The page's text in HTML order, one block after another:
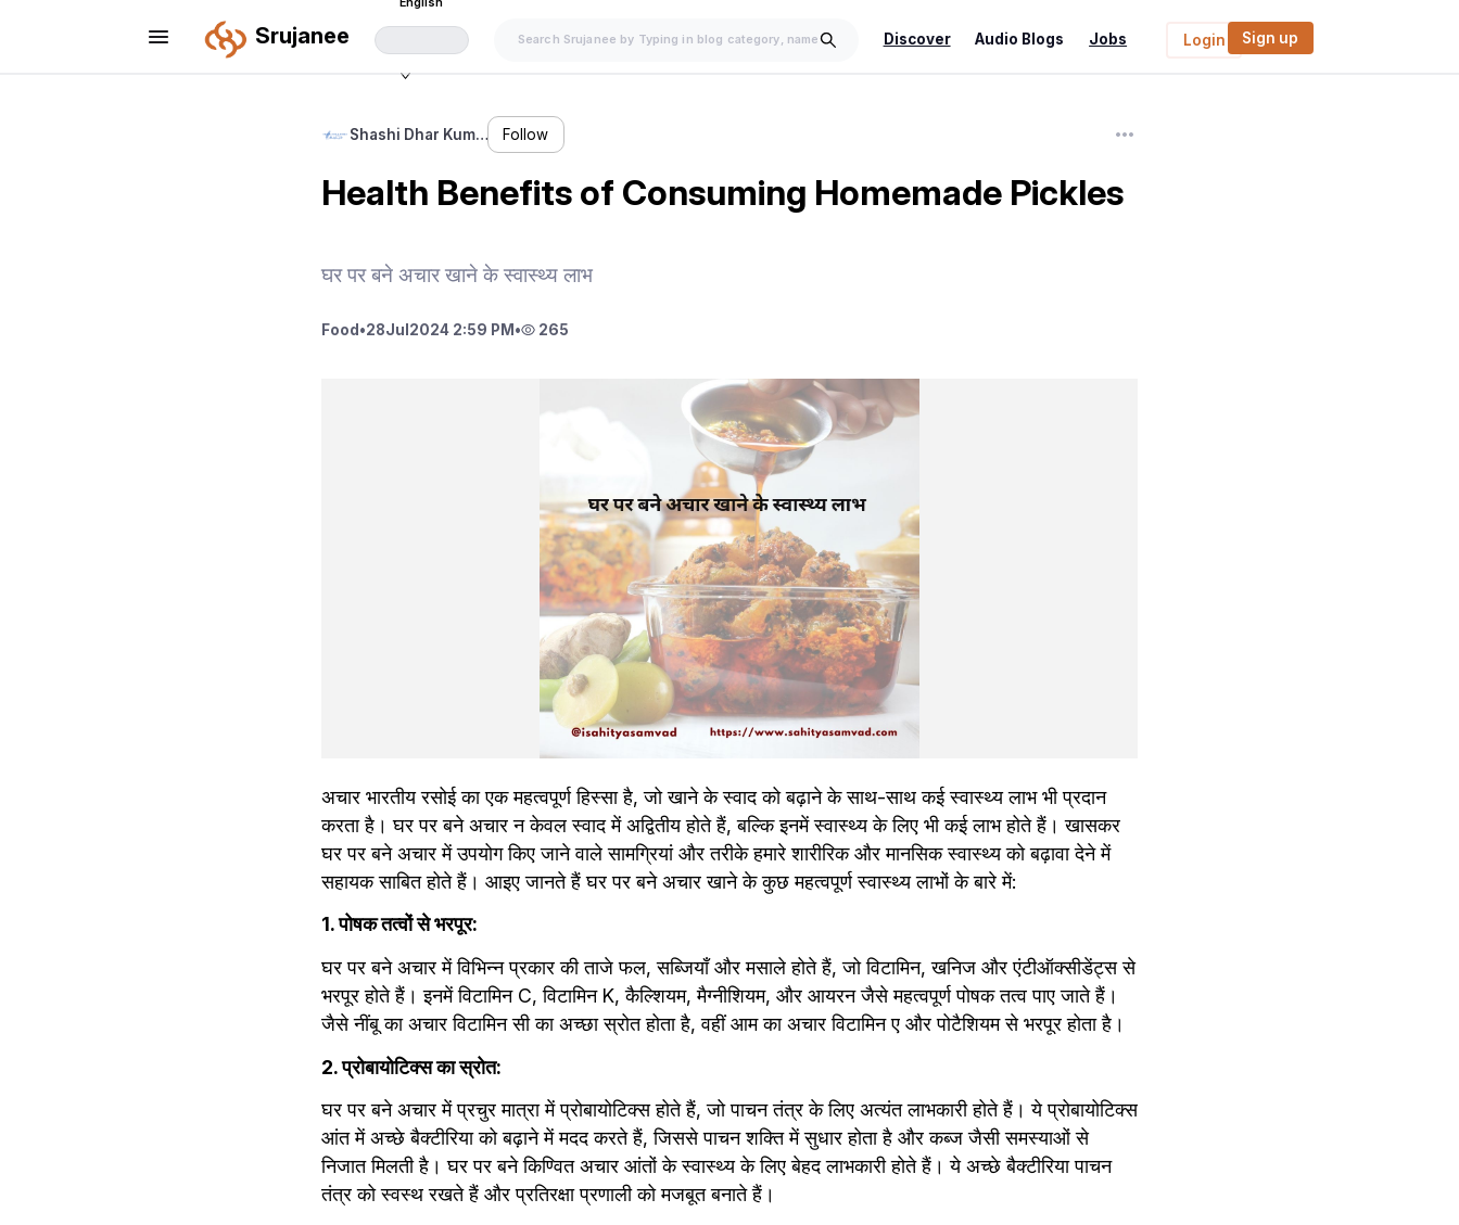
Srujanee Discover Audio Blogs Jobs Login Sign up
Shashi Dhar Kum… Follow
Health Benefits of Consuming Homemade Pickles
घर पर बने अचार खाने के स्वास्थ्य लाभ
Food •28Jul 2024 2:59 PM • 265
अचार भारतीय रसोई का एक महत्वपूर्ण हिस्सा है, जो खाने के स्वाद को बढ़ाने के साथ-साथ कई स्वास्थ्य लाभ भी प्रदान
करता है। घर पर बने अचार न केवल स्वाद में अद्वितीय होते हैं, बल्कि इनमें स्वास्थ्य के लिए भी कई लाभ होते हैं। खासकर
घर पर बने अचार में उपयोग किए जाने वाले सामग्रियां और तरीके हमारे शारीरिक और मानसिक स्वास्थ्य को बढ़ावा देने में
सहायक साबित होते हैं। आइए जानते हैं घर पर बने अचार खाने के कुछ महत्वपूर्ण स्वास्थ्य लाभों के बारे में:
1. पोषक तत्वों से भरपूर:
घर पर बने अचार में विभिन्न प्रकार की ताजे फल, सब्जियाँ और मसाले होते हैं, जो विटामिन, खनिज और एंटीऑक्सीडेंट्स से
भरपूर होते हैं। इनमें विटामिन C, विटामिन K, कैल्शियम, मैग्नीशियम, और आयरन जैसे महत्वपूर्ण पोषक तत्व पाए जाते हैं।
जैसे नींबू का अचार विटामिन सी का अच्छा स्रोत होता है, वहीं आम का अचार विटामिन ए और पोटैशियम से भरपूर होता है।
2. प्रोबायोटिक्स का स्रोत:
घर पर बने अचार में प्रचुर मात्रा में प्रोबायोटिक्स होते हैं, जो पाचन तंत्र के लिए अत्यंत लाभकारी होते हैं। ये प्रोबायोटिक्स
आंत में अच्छे बैक्टीरिया को बढ़ाने में मदद करते हैं, जिससे पाचन शक्ति में सुधार होता है और कब्ज जैसी समस्याओं से
निजात मिलती है। घर पर बने किण्वित अचार आंतों के स्वास्थ्य के लिए बेहद लाभकारी होते हैं। ये अच्छे बैक्टीरिया पाचन
तंत्र को स्वस्थ रखते हैं और प्रतिरक्षा प्रणाली को मजबूत बनाते हैं।